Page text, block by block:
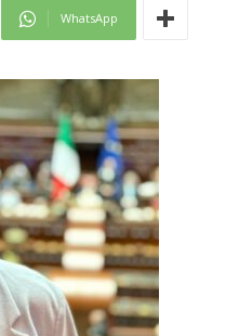
WhatsApp